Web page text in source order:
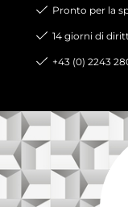
Pronto per la
14 giorni di
+43 (0) 2243